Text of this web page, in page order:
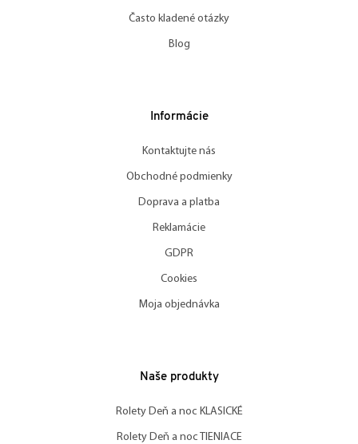
Často kladené otázky
Blog
Informácie
Kontaktujte nás
Obchodné podmienky
Doprava a platba
Reklamácie
GDPR
Cookies
Moja objednávka
Naše produkty
Rolety Deň a noc KLASICKÉ
Rolety Deň a noc TIENIACE